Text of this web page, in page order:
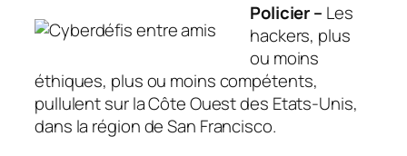
Policier – Les
hackers, plus
ou moins
éthiques, plus ou moins compétents,
pullulent sur la Côte Ouest des Etats-Unis,
dans la région de San Francisco.